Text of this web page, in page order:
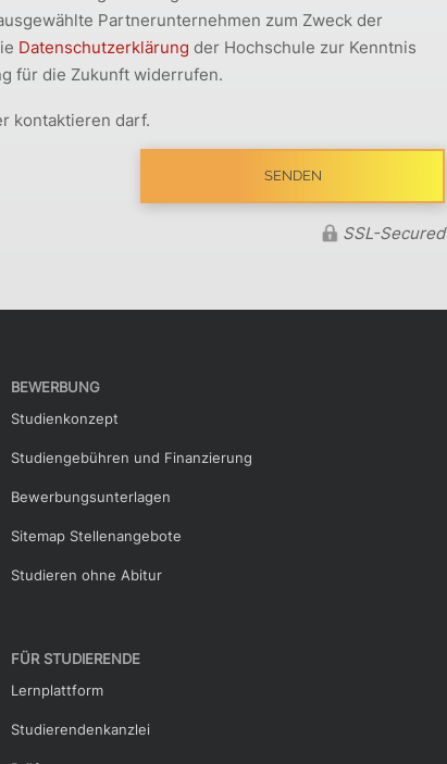
Partnerunternehmen zum Zweck der
Datenschutzerklärung der Hochschule zur Kenntnis
für die Zukunft widerrufen.
kontaktieren darf.
SSL-Secured
BEWERBUNG
Studienkonzept
Studiengebühren und Finanzierung
Bewerbungsunterlagen
Sitemap Stellenangebote
Studieren ohne Abitur
FÜR STUDIERENDE
Lernplattform
Studierendenkanzlei